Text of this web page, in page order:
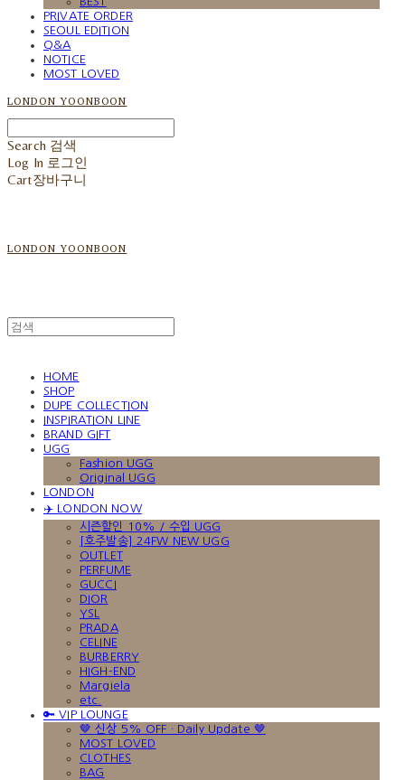
PRIVATE ORDER
SEOUL EDITION
Q&A
NOTICE
MOST LOVED
LONDON YOONBOON
Search 검색
Log In 로그인
Cart장바구니
LONDON YOONBOON
HOME
SHOP
DUPE COLLECTION
INSPIRATION LINE
BRAND GIFT
UGG
Fashion UGG
Original UGG
LONDON
✈️ LONDON NOW
시즌할인 10% / 수입 UGG
[호주발송] 24FW NEW UGG
OUTLET
PERFUME
GUCCI
DIOR
YSL
PRADA
CELINE
BURBERRY
HIGH-END
Margiela
etc.
🔑 VIP LOUNGE
🤎 신상 5% OFF · Daily Update 🤎
MOST LOVED
CLOTHES
BAG